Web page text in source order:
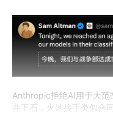
Anthropic拒绝AI用于大范
井下石，火速接手类似合同